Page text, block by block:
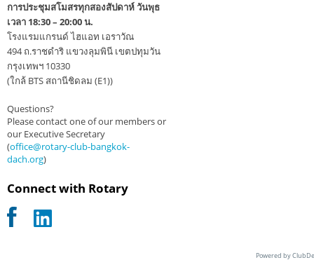
การประชุมสโมสรทุกสองสัปดาห์ วันพุธ
เวลา 18:30 – 20:00 น.
โรงแรมแกรนด์ ไฮแอท เอราวัณ
494 ถ.ราชดำริ แขวงลุมพินี เขตปทุมวัน
กรุงเทพฯ 10330
(ใกล้ BTS สถานีชิดลม (E1))
Questions?
Please contact one of our members or
our Executive Secretary
(office@rotary-club-bangkok-
dach.org)
Connect with Rotary
Powered by